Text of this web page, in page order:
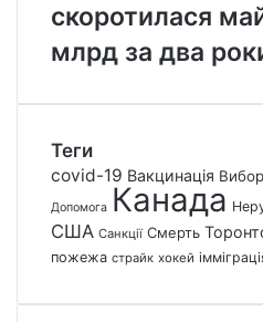
скоротилася
млрд за два
Теги
covid-19 Вакцинація
Допомога Канада
США Санкції Смерть
пожежа страйк хокей